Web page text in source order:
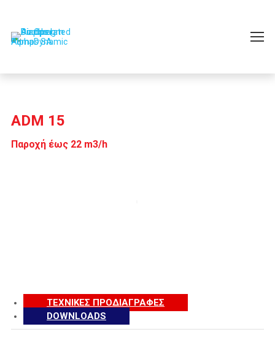
ADM 15
Παροχή έως 22 m3/h
ΤΕΧΝΙΚΕΣ ΠΡΟΔΙΑΓΡΑΦΕΣ
DOWNLOADS